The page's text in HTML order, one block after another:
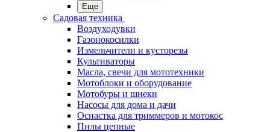
Еще
Садовая техника
Воздуходувки
Газонокосилки
Измельчители и кусторезы
Культиваторы
Масла, свечи для мототехники
Мотоблоки и оборудование
Мотобуры и шнеки
Насосы для дома и дачи
Оснастка для триммеров и мотокос
Пилы цепные